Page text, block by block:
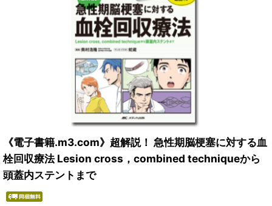
《電子書籍.m3.com》超解説！ 急性期脳梗塞に対する血
栓回収療法 Lesion cross，combined techniqueから
頭蓋内ステントまで